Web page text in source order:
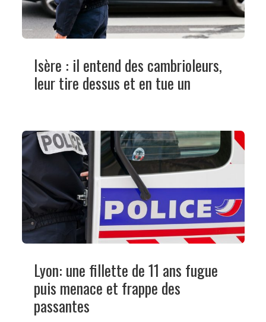
Isère : il entend des cambrioleurs,
leur tire dessus et en tue un
Lyon: une fillette de 11 ans fugue
puis menace et frappe des
passantes